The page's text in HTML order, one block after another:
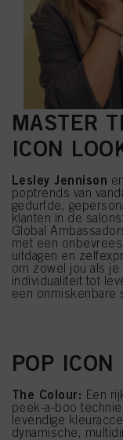
MASTER
ICON
Lesley Jennison en
poptrends van
gedurfde,
klanten in de
Global
met een
uitdagen en
om zowel jou als
individualiteit tot
een onmiskenbare
POP ICON
The Colour: Een
peek-a-boo
levendige
dynamische,